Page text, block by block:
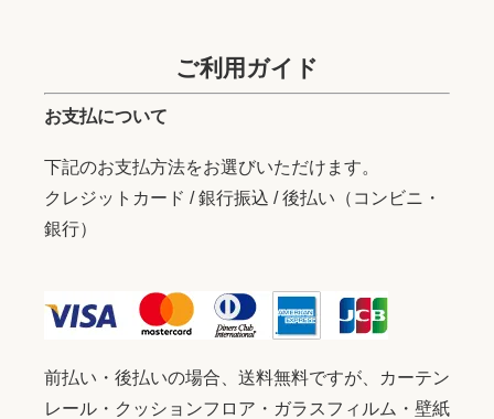
ご利用ガイド
お支払について
下記のお支払方法をお選びいただけます。
クレジットカード / 銀行振込 / 後払い（コンビニ・
銀行）
前払い・後払いの場合、送料無料ですが、カーテン
レール・クッションフロア・ガラスフィルム・壁紙